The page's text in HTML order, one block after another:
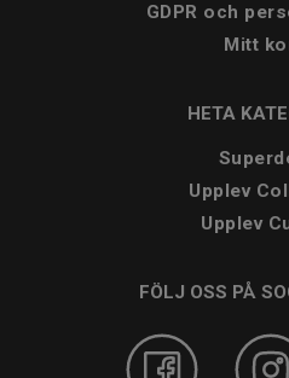
GDPR och
Mitt
HETA
Upplev
Upplev
FÖLJ OSS PÅ